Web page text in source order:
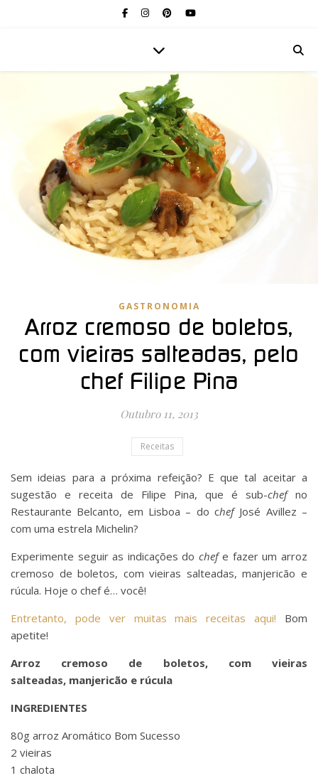
GASTRONOMIA
Arroz cremoso de boletos,
com vieiras salteadas, pelo
chef Filipe Pina
Outubro 11, 2013
Receitas
Sem ideias para a próxima refeição? E que tal aceitar a
sugestão e receita de Filipe Pina, que é sub-chef no
Restaurante Belcanto, em Lisboa – do chefJosé Avillez –
com uma estrela Michelin?
Experimente seguir as indicações do chefe fazer um arroz
cremoso de boletos, com vieiras salteadas, manjericão e
rúcula. Hoje o chef é… você!
Entretanto, pode ver muitas mais receitas aqui! Bom
apetite!
Arroz cremoso de boletos, com vieiras
salteadas, manjericão e rúcula
INGREDIENTES
80g arroz Aromático Bom Sucesso
2 vieiras
1 chalota